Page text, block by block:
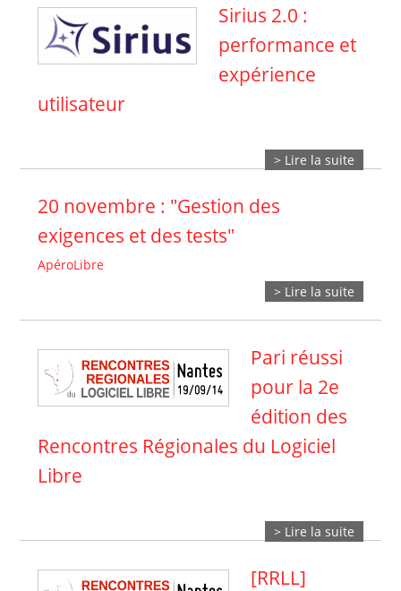
Sirius 2.0 :
performance et
expérience
utilisateur
> Lire la suite
20 novembre : "Gestion des
exigences et des tests"
ApéroLibre
> Lire la suite
Pari réussi
pour la 2e
édition des
Rencontres Régionales du Logiciel
Libre
> Lire la suite
[RRLL]